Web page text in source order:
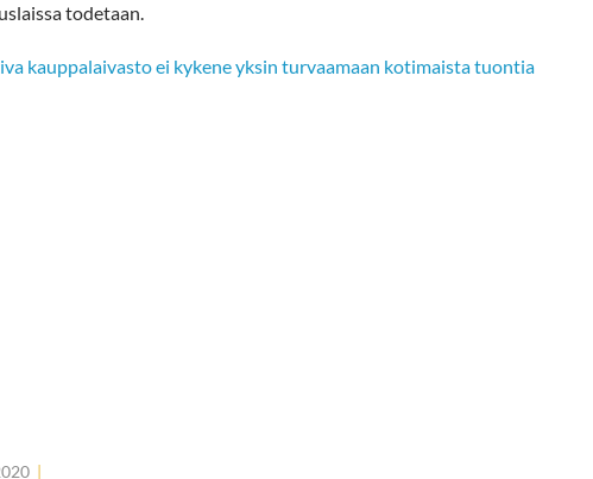
todetaan.
kauppalaivasto ei kykene yksin turvaamaan kotimaista tuontia
|